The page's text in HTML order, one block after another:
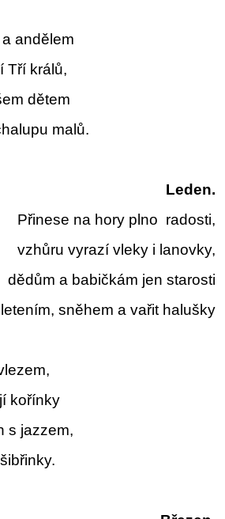
andělem
Tří králů,
dětem
malů.
Leden.
Přinese na hory plno radosti,
vzhůru vyrazí vleky i lanovky,
dědům a babičkám jen starosti
sněhem a vařit halušky
kořínky
s jazzem,